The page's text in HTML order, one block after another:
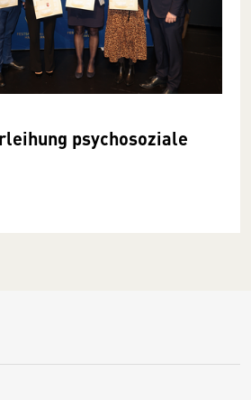
psychosoziale